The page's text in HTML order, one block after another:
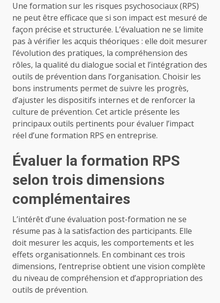
Une formation sur les risques psychosociaux (RPS)
ne peut être efficace que si son impact est mesuré de
façon précise et structurée. L’évaluation ne se limite
pas à vérifier les acquis théoriques : elle doit mesurer
l’évolution des pratiques, la compréhension des
rôles, la qualité du dialogue social et l’intégration des
outils de prévention dans l’organisation. Choisir les
bons instruments permet de suivre les progrès,
d’ajuster les dispositifs internes et de renforcer la
culture de prévention. Cet article présente les
principaux outils pertinents pour évaluer l’impact
réel d’une formation RPS en entreprise.
Évaluer la formation RPS
selon trois dimensions
complémentaires
L’intérêt d’une évaluation post-formation ne se
résume pas à la satisfaction des participants. Elle
doit mesurer les acquis, les comportements et les
effets organisationnels. En combinant ces trois
dimensions, l’entreprise obtient une vision complète
du niveau de compréhension et d’appropriation des
outils de prévention.